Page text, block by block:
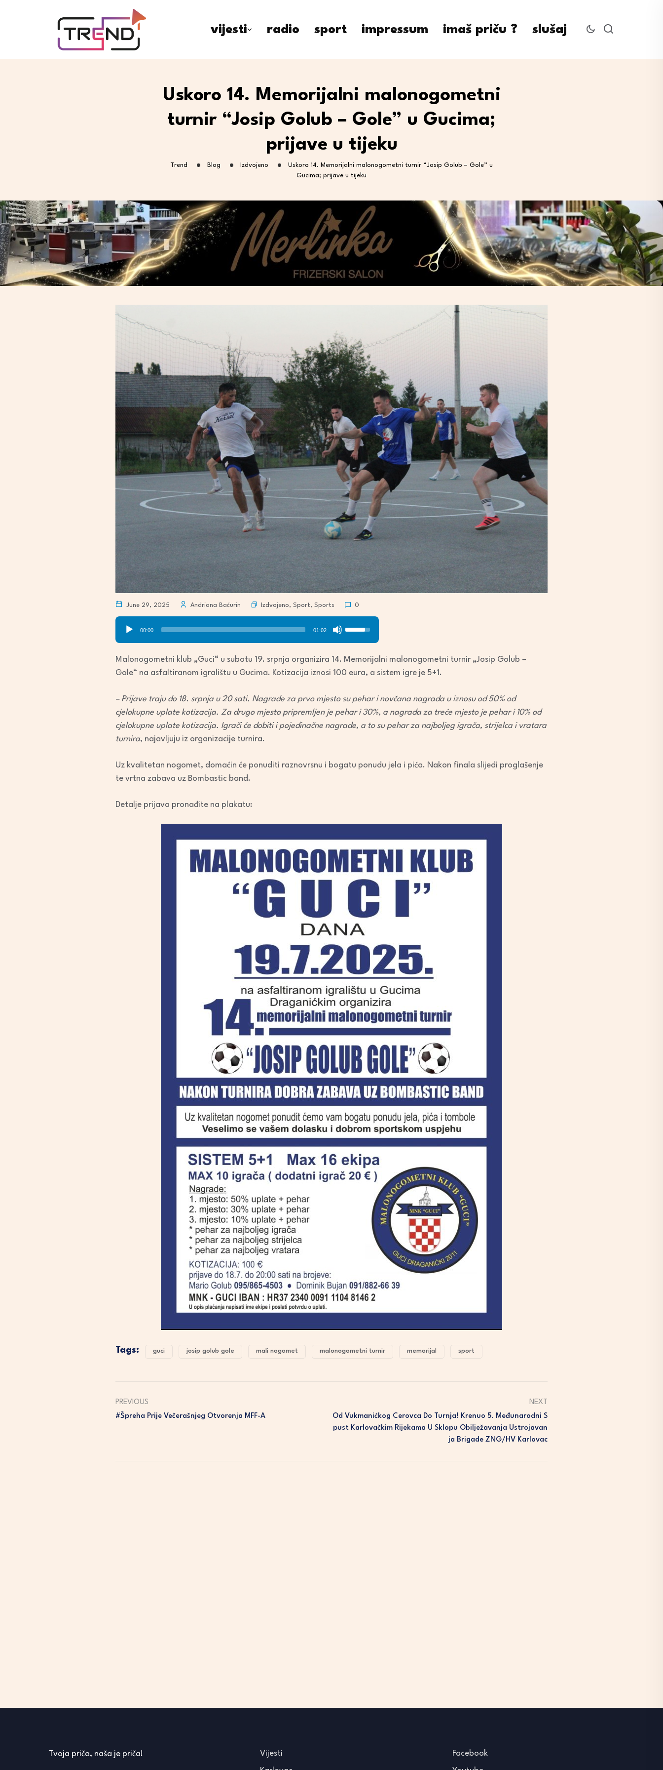
vijesti radio sport impressum imaš priču ? slušaj
Uskoro 14. Memorijalni malonogometni
turnir “Josip Golub – Gole” u Gucima;
prijave u tijeku
Trend Blog Izdvojeno
Uskoro 14. Memorijalni malonogometni turnir “Josip Golub – Gole” u
Gucima; prijave u tijeku
June 29, 2025 Andriana Baćurin Izdvojeno, Sport, Sports 0
Audio
Player
00:00 01:02
Use
Up/Down
increase
or
decrease
Malonogometni klub „Guci“ u subotu 19. srpnja organizira 14. Memorijalni malonogometni turnir „Josip Golub –
Gole“ na asfaltiranom igralištu u Gucima. Kotizacija iznosi 100 eura, a sistem igre je 5+1.
– Prijave traju do 18. srpnja u 20 sati. Nagrade za prvo mjesto su pehar i novčana nagrada u iznosu od 50% od
cjelokupne uplate kotizacija. Za drugo mjesto pripremljen je pehar i 30%, a nagrada za treće mjesto je pehar i 10% od
cjelokupne uplate kotizacija. Igrači će dobiti i pojedinačne nagrade, a to su pehar za najboljeg igrača, strijelca i vratara
turnira, najavljuju iz organizacije turnira.
Uz kvalitetan nogomet, domaćin će ponuditi raznovrsnu i bogatu ponudu jela i pića. Nakon finala slijedi proglašenje
te vrtna zabava uz Bombastic band.
Detalje prijava pronađite na plakatu:
Tags: guci josip golub gole mali nogomet malonogometni turnir memorijal sport
PREVIOUS
#Špreha Prije Večerašnjeg Otvorenja MFF-A
NEXT
Od Vukmanićkog Cerovca Do Turnja! Krenuo 5. Međunarodni S
Pust Karlovačkim Rijekama U Sklopu Obilježavanja Ustrojavan
Ja Brigade ZNG/HV Karlovac
Tvoja priča, naša je priča! Vijesti Facebook